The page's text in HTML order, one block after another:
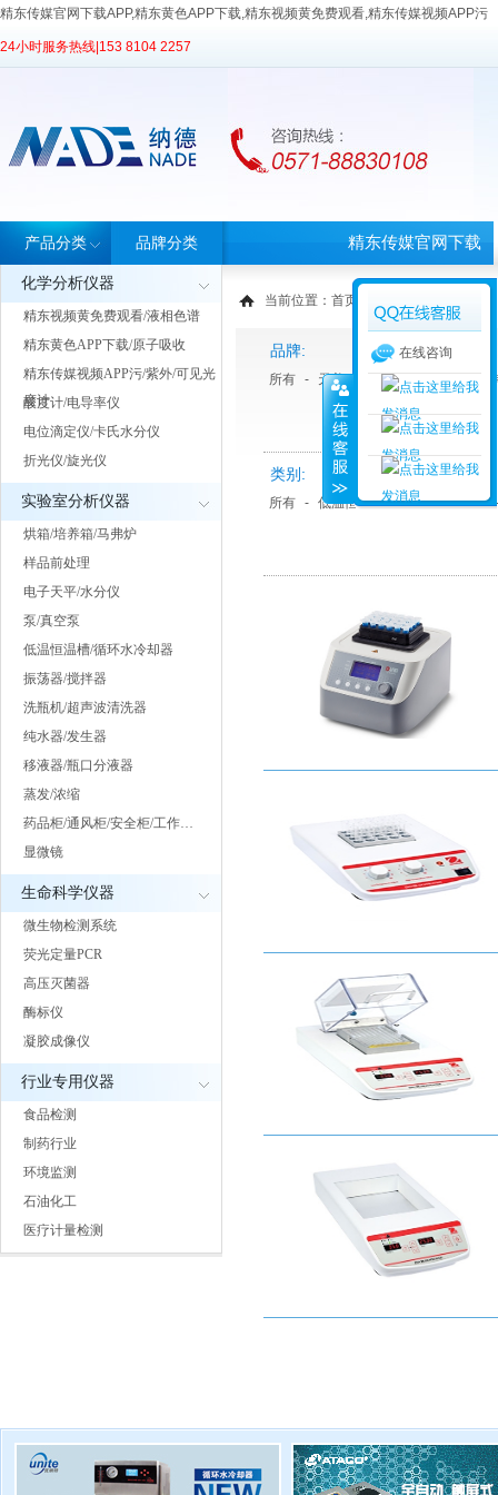
精东传媒官网下载APP,精东黄色APP下载,精东视频黄免费观看,精东传媒视频APP污
24小时服务热线| 153 8104 2257
产品分类
化学分析仪器
精东视频黄免费观看/液相色谱
精东黄色APP下载/原子吸收
精东传媒视频APP污/紫外/可见光
度计
酸度计/电导率仪
电位滴定仪/卡氏水分仪
折光仪/旋光仪
实验室分析仪器
烘箱/培养箱/马弗炉
样品前处理
电子天平/水分仪
泵/真空泵
低温恒温槽/循环水冷却器
振荡器/搅拌器
洗瓶机/超声波清洗器
纯水器/发生器
移液器/瓶口分液器
蒸发/浓缩
药品柜/通风柜/安全柜/工作…
显微镜
生命科学仪器
微生物检测系统
荧光定量PCR
高压灭菌器
酶标仪
凝胶成像仪
行业专用仪器
食品检测
制药行业
环境监测
石油化工
医疗计量检测
品牌分类 精东传媒官网下载
APP首页
当前位置： 首页
品牌:
所有 - 天美Techcomp - Unite 优纳
类别:
所有 - 低温恒温槽 - 循环水冷却器
在线咨询